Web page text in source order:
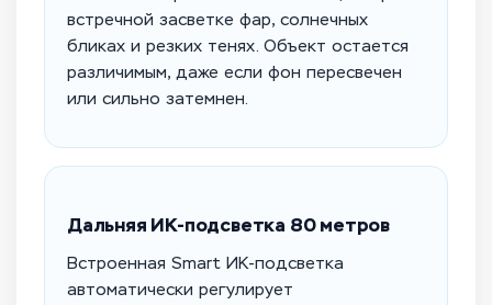
встречной засветке фар, солнечных
бликах и резких тенях. Объект остается
различимым, даже если фон пересвечен
или сильно затемнен.
Дальняя ИК-подсветка 80 метров
Встроенная Smart ИК-подсветка
автоматически регулирует